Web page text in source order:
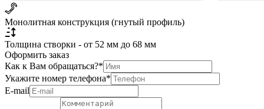
Монолитная конструкция (гнутый профиль)
Толщина створки - от 52 мм до 68 мм
Оформить заказ
Как к Вам обращаться?*
Укажите номер телефона*
Е-mail